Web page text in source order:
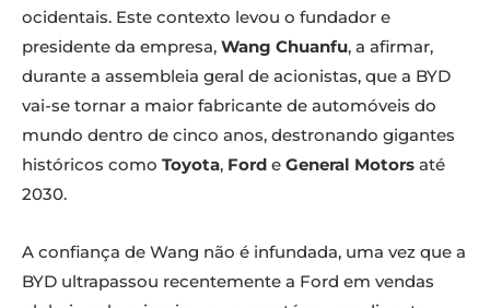
ocidentais. Este contexto levou o fundador e
presidente da empresa, Wang Chuanfu, a afirmar,
durante a assembleia geral de acionistas, que a BYD
vai-se tornar a maior fabricante de automóveis do
mundo dentro de cinco anos, destronando gigantes
históricos como Toyota, Ford e General Motors até
2030.
A confiança de Wang não é infundada, uma vez que a
BYD ultrapassou recentemente a Ford em vendas